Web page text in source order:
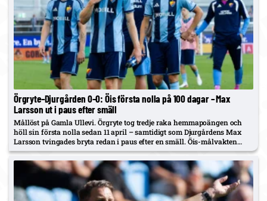
Örgryte–Djurgården 0–0: Öis första nolla på 100 dagar – Max
Larsson ut i paus efter smäll
Mållöst på Gamla Ullevi. Örgryte tog tredje raka hemmapoängen och
höll sin första nolla sedan 11 april – samtidigt som Djurgårdens Max
Larsson tvingades bryta redan i paus efter en smäll. Öis-målvakten
Hampus Gustafsson hade ont i foten men spelade…